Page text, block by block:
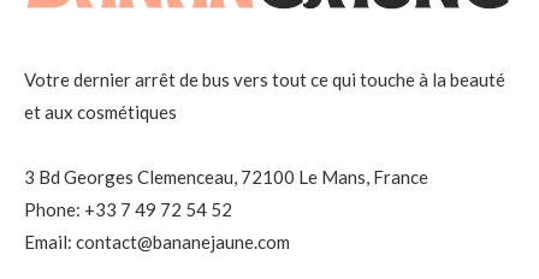
Votre dernier arrêt de bus vers tout ce qui touche à la beauté
et aux cosmétiques
3 Bd Georges Clemenceau, 72100 Le Mans, France
Phone: +33 7 49 72 54 52
Email: contact@bananejaune.com